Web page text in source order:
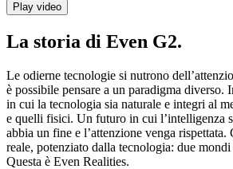
Play video
La storia di Even G2.
Le odierne tecnologie si nutrono
è possibile pensare a un paradigma diverso.
in cui la tecnologia sia naturale e integri al
e quelli fisici. Un futuro in cui l’intelligenza
abbia un fine e l’attenzione venga rispettata.
reale, potenziato dalla tecnologia: due
Questa è Even Realities.